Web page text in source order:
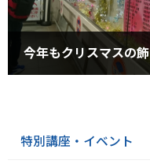
特別講座・イベント